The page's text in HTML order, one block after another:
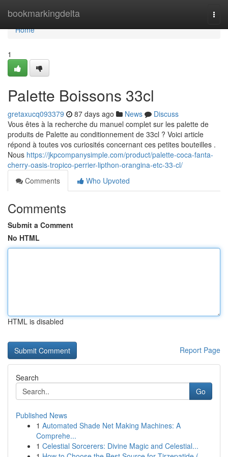
bookmarkingdelta
Home
Home
1
Palette Boissons 33cl
gretaxucq093379 87 days ago News
Discuss
Vous êtes à la recherche du manuel complet sur les palette de
produits de Palette au conditionnement de 33cl ? Voici article
répond à toutes vos curiosités concernant ces petites bouteilles .
Nous https://jkpcompanysimple.com/product/palette-coca-fanta-
cherry-oasis-tropico-perrier-lipthon-orangina-etc-33-cl/
Comments
Who Upvoted
Comments
Submit a Comment
No HTML
HTML is disabled
Report Page
Search
Go
Published News
1 Automated Shade Net Making Machines: A
Comprehe...
1 Celestial Sorcerers: Divine Magic and Celestial...